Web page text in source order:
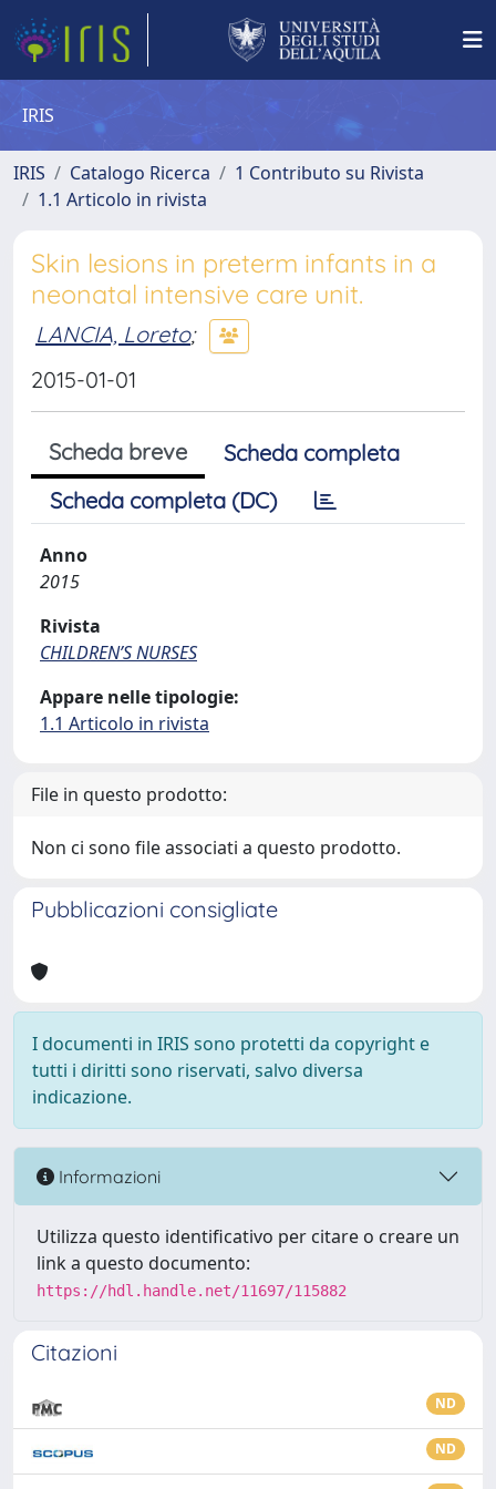
IRIS
IRIS Catalogo Ricerca
1 Contributo su Rivista
1.1 Articolo in rivista
Skin lesions in preterm infants in a
neonatal intensive care unit.
LANCIA, Loreto;
2015-01-01
Scheda breve
Scheda completa
Scheda completa (DC)
Anno
2015
Rivista
CHILDRENʼS NURSES
Appare nelle tipologie:
1.1 Articolo in rivista
File in questo prodotto:
Non ci sono file associati a questo prodotto.
Pubblicazioni consigliate
I documenti in IRIS sono protetti da copyright e
tutti i diritti sono riservati, salvo diversa
indicazione.
Informazioni
Utilizza questo identificativo per citare o creare un
link a questo documento:
https://hdl.handle.net/11697/115882
Citazioni
ND
ND